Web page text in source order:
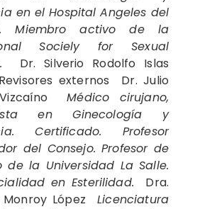
en el Hospital Angeles del
Miembro activo de la
Sociely for Sexual
Dr. Silverio Rodolfo Islas
externos Dr. Julio
VizcaínoMédico cirujano,
en Ginecología y
Certificado. Profesor
del Consejo. Profesor de
de la Universidad La Salle.
en Esterilidad.
Dra.
Monroy LópezLicenciatura